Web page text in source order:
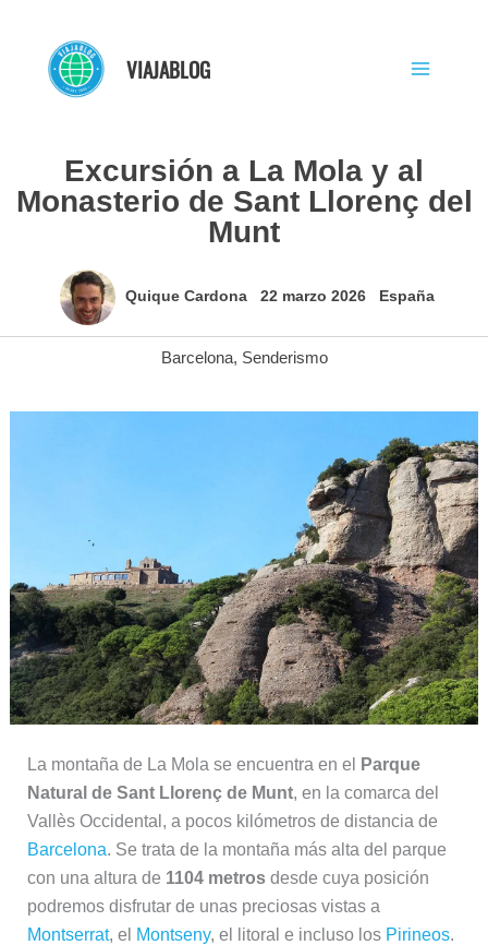
contenido
VIAJABLOG
Excursión a La Mola y al
Monasterio de Sant Llorenç del
Munt
Quique Cardona 22 marzo 2026 España
Barcelona, Senderismo
La montaña de La Mola se encuentra en el
Parque
Natural de Sant Llorenç de Munt, en la comarca del
Vallès Occidental, a pocos kilómetros de distancia de
Barcelona. Se trata de la montaña más alta del parque
con una altura de 1104 metrosdesde cuya posición
podremos disfrutar de unas preciosas vistas a
Montserrat, el Montseny, el litoral e incluso los Pirineos.